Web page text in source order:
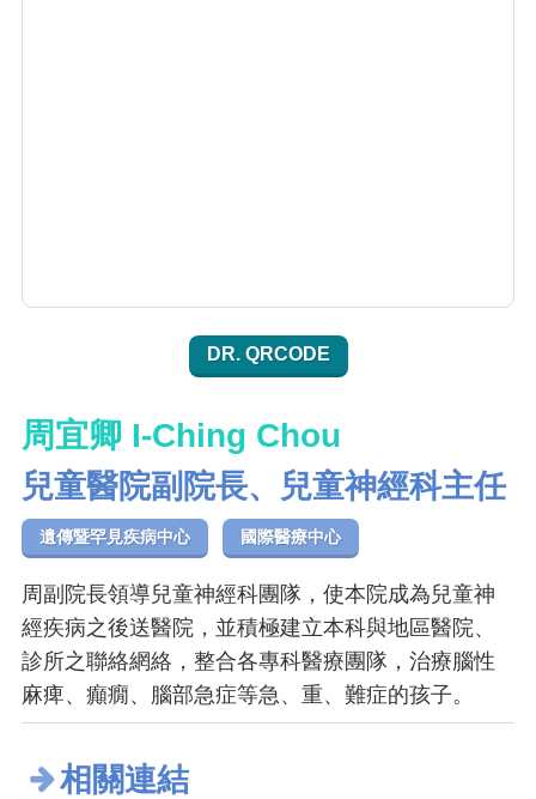
DR. QRCODE
周宜卿 I-Ching Chou
兒童醫院副院長、兒童神經科主任
遺傳暨罕見疾病中心 國際醫療中心
周副院長領導兒童神經科團隊，使本院成為兒童神
經疾病之後送醫院，並積極建立本科與地區醫院、
診所之聯絡網絡，整合各專科醫療團隊，治療腦性
麻痺、癲癇、腦部急症等急、重、難症的孩子。
相關連結